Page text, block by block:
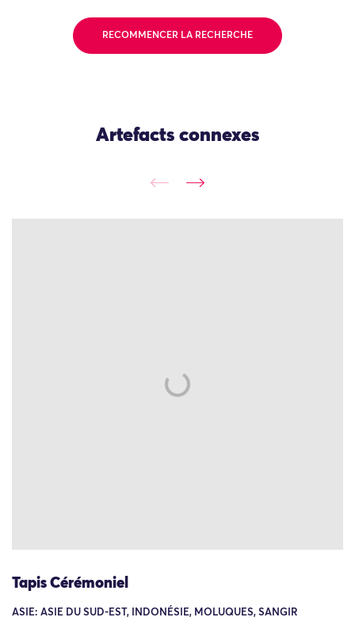
RECOMMENCER LA RECHERCHE
Artefacts connexes
Tapis Cérémoniel
ASIE: ASIE DU SUD-EST, INDONÉSIE, MOLUQUES, SANGIR